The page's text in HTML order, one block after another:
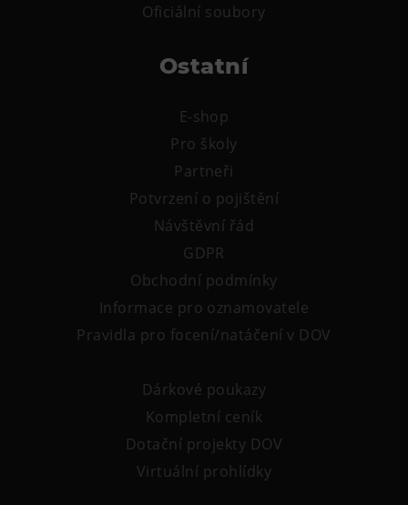
Oficiální soubory
Ostatní
E-shop
Pro školy
Partneři
Potvrzení o pojištění
Návštěvní řád
GDPR
Obchodní podmínky
Informace pro oznamovatele
Pravidla pro focení/natáčení v DOV
Dárkové poukazy
Kompletní ceník
Dotační projekty DOV
Virtuální prohlídky